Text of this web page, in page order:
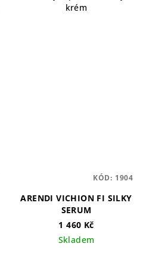
krém
ARENDI VICHION FI SILKY
SERUM
1 460 Kč
Skladem
KÓD: 1904